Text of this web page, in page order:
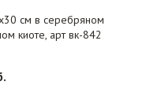
см в серебряном
киоте, арт вк-842